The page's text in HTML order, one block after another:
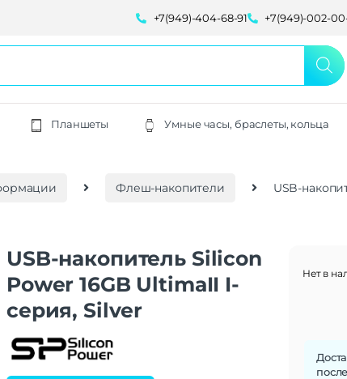
+7(949)-404-68-91 +7(949)-002-
Планшеты Умные часы, браслеты, кольца
Флеш-накопители USB-
USB-накопитель Silicon
Power 16GB UltimaII I-
серия, Silver
Нет в